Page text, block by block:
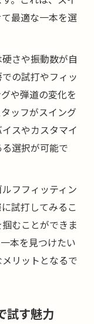
談するメリッ
解決できる
のポイント
試打体験
を体感する方
ト選び
道の安定感
探せる
すめする選び
ティング体
最適な一本を選
さや振動数が自
の試打やフィッ
や弾道の変化を
ッフがスイング
スやカスタマイ
選択が可能で
フフィッティン
試打してみるこ
むことができま
本を見つけたい
リットとなるで
試す魅力